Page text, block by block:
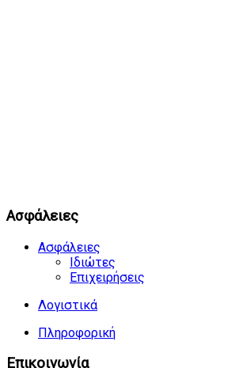
Ασφάλειες
Ασφάλειες
Ιδιώτες
Επιχειρήσεις
Λογιστικά
Πληροφορική
Επικοινωνία